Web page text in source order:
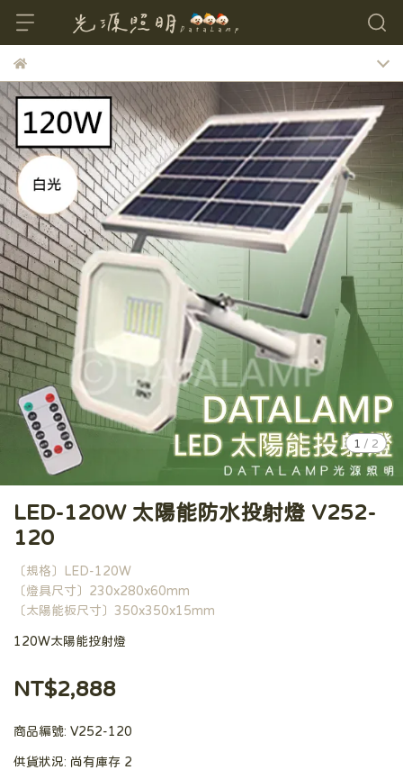
1 / 2
LED-120W 太陽能防水投射燈 V252-
120
〔規格〕LED-120W
〔燈具尺寸〕230x280x60mm
〔太陽能板尺寸〕350x350x15mm
120W太陽能投射燈
NT$2,888
商品編號: V252-120
供貨狀況: 尚有庫存 2